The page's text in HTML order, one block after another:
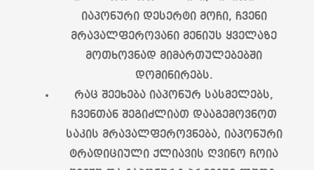
იაპონური დესერტი მოჩი, ჩვენი
მრავალფეროვანი მენიუს ყველაზე
მოთხოვნად მიმართულებებში
დომინირებს.
რაც შეეხება იაპონურ სასმელებს,
ჩვენთან შეგიძლიათ დააგემოვნოთ
საკის მრავალფეროვნება, იაპონური
ტრადიციული ქლიავის ღვინო ჩოია